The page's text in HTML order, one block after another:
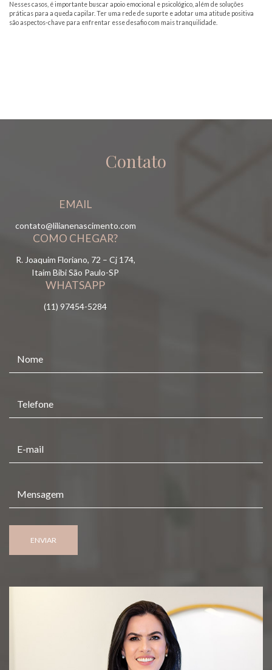
Nesses casos, é importante buscar apoio emocional e psicológico, além de soluções
práticas para a queda capilar. Ter uma rede de suporte e adotar uma atitude positiva
são aspectos-chave para enfrentar esse desafio com mais tranquilidade.
Contato
EMAIL
contato@lilianenascimento.com
COMO CHEGAR?
R. Joaquim Floriano, 72 – Cj 174,
Itaim Bibi São Paulo-SP
WHATSAPP
(11) 97454-5284
ENVIAR